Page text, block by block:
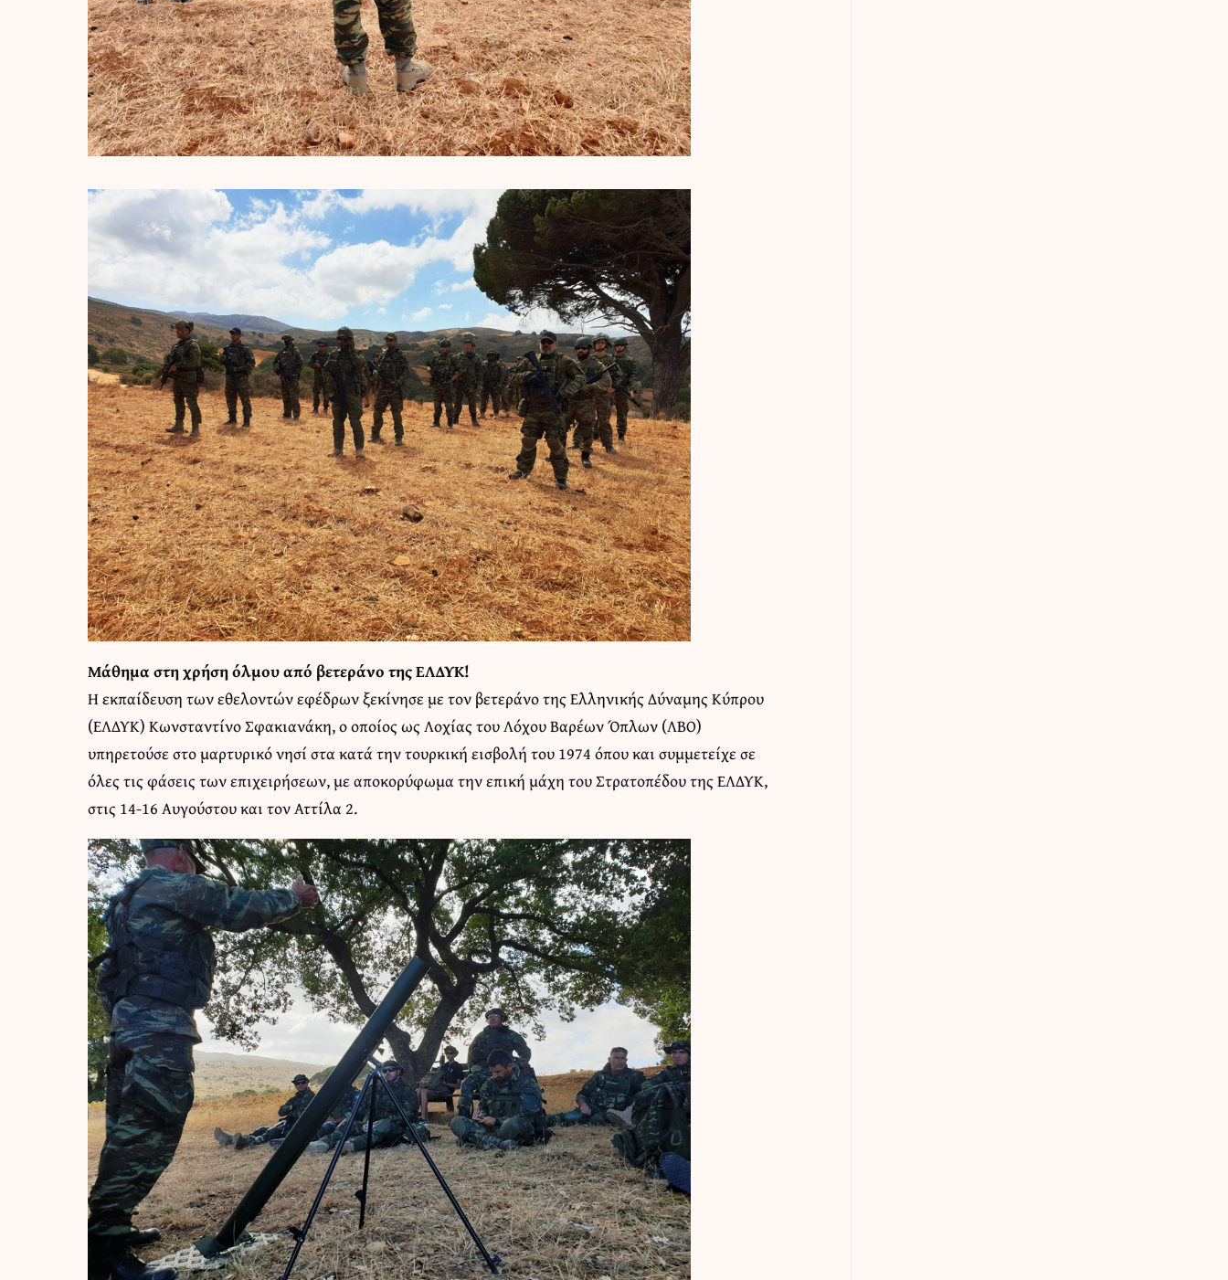
Μάθημα στη χρήση όλμου από βετεράνο της ΕΛΔΥΚ!
Η εκπαίδευση των εθελοντών εφέδρων ξεκίνησε με τον βετεράνο της Ελληνικής Δύναμης Κύπρου
(ΕΛΔΥΚ) Κωνσταντίνο Σφακιανάκη, ο οποίος ως Λοχίας του Λόχου Βαρέων Όπλων (ΛΒΟ)
υπηρετούσε στο μαρτυρικό νησί στα κατά την τουρκική εισβολή του 1974 όπου και συμμετείχε σε
όλες τις φάσεις των επιχειρήσεων, με αποκορύφωμα την επική μάχη του Στρατοπέδου της ΕΛΔΥΚ,
στις 14-16 Αυγούστου και τον Αττίλα 2.